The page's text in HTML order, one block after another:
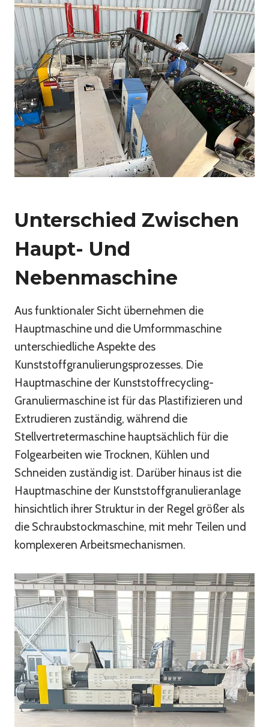
Unterschied Zwischen
Haupt- Und
Nebenmaschine
Aus funktionaler Sicht übernehmen die
Hauptmaschine und die Umformmaschine
unterschiedliche Aspekte des
Kunststoffgranulierungsprozesses. Die
Hauptmaschine der Kunststoffrecycling-
Granuliermaschine ist für das Plastifizieren und
Extrudieren zuständig, während die
Stellvertretermaschine hauptsächlich für die
Folgearbeiten wie Trocknen, Kühlen und
Schneiden zuständig ist. Darüber hinaus ist die
Hauptmaschine der Kunststoffgranulieranlage
hinsichtlich ihrer Struktur in der Regel größer als
die Schraubstockmaschine, mit mehr Teilen und
komplexeren Arbeitsmechanismen.